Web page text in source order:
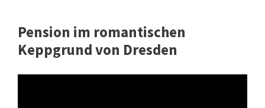
Pension im romantischen
Keppgrund von Dresden